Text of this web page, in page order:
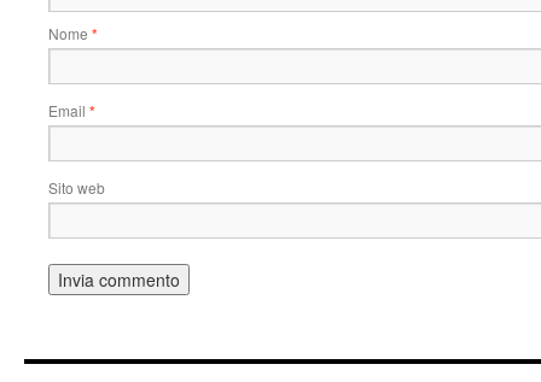
Nome *
Email *
Sito web